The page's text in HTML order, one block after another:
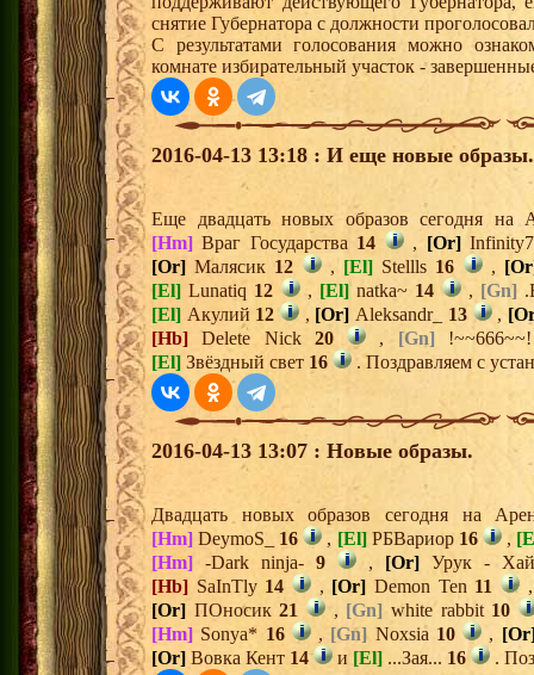
снятие Губернатора с должности
С результатами голосования можно
комнате избирательный участок -
2016-04-13 13:18 : И еще новые образы.
Еще двадцать новых образов сегодня
[Hm] Враг Государства 14 , [Or]
[Or] Малясик 12 , [El] Stellls 16 ,
[El] Lunatiq 12 , [El] natka~ 14 , [Gn]
[El] Акулий 12 , [Or] Aleksandr_ 13 ,
[Hb] Delete Nick 20 , [Gn]
[El] Звёздный свет 16 . Поздравляем с
2016-04-13 13:07 : Новые образы.
Двадцать новых образов сегодня на
[Hm] DeymoS_ 16 , [El]РБВариор 16 ,
[Hm] -Dark ninja- 9 , [Or] Урук -
[Hb] SaInTly 14 , [Or] Demon Ten 11
[Or] ПОносик21 , [Gn] white rabbit 10
[Hm] Sonya* 16 , [Gn] Noxsia 10 ,
[Or] Вовка Кент 14 и [El] ...Зая... 16 .